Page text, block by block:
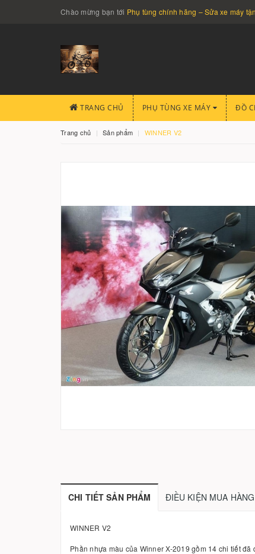
Chào mừng bạn tới Phụ tùng chính hãng – Sửa xe máy
TRANG CHỦ PHỤ TÙNG XE MÁY ĐỒ
Trang chủ Sản phẩm WINNER V2
CHI TIẾT SẢN PHẨM ĐIỀU KIỆN MUA
WINNER V2
Phần nhựa màu của Winner X-2019 gồm 14 chi tiết đã